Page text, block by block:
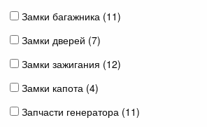
Замки багажника (11)
Замки дверей (7)
Замки зажигания (12)
Замки капота (4)
Запчасти генератора (11)